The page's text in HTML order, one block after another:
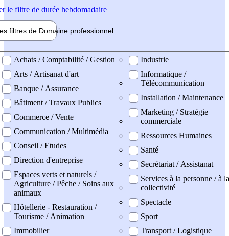
le filtre de durée hebdomadaire
filtres de Domaine professionnel
professionel
Achats / Comptabilité / Gestion
Arts / Artisanat d'art
Banque / Assurance
Bâtiment / Travaux Publics
Commerce / Vente
Communication / Multimédia
Conseil / Etudes
Direction d'entreprise
Espaces verts et naturels /
Agriculture / Pêche / Soins aux
animaux
Hôtellerie - Restauration /
Tourisme / Animation
Immobilier
Industrie
Informatique /
Télécommunication
Installation / Maintenance
Marketing / Stratégie
commerciale
Ressources Humaines
Santé
Secrétariat / Assistanat
Services à la personne / à la
collectivité
Spectacle
Sport
Transport / Logistique